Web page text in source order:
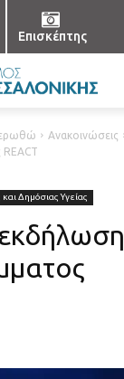
Επισκέπτης
Ανακοινώσεις
Δημόσιας Υγείας